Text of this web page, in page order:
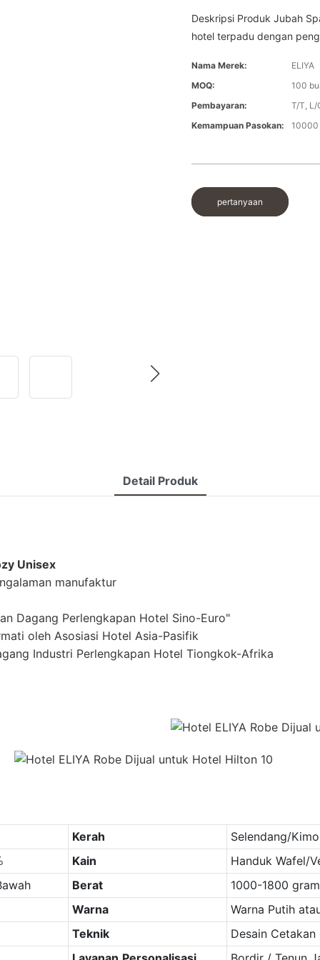
Deskripsi Produk Jubah
hotel terpadu dengan
Nama Merek:
ELIYA
MOQ:
100
Pembayaran:
T/T, L/
Kemampuan Pasokan:
10000
pertanyaan
Detail Produk
Unisex
manufaktur
Dagang Perlengkapan Hotel Sino-Euro"
oleh Asosiasi Hotel Asia-Pasifik
Industri Perlengkapan Hotel Tiongkok-Afrika
Kerah Selendang/
Kain
Handuk Wafel/
Berat
1000-1800 gram
Warna
Warna Putih
Teknik
Desain Cetakan